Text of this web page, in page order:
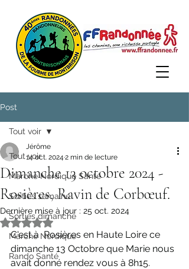
Post
Tout voir
Marche Nordique Santé
Sorties semaine
Sorties dimanche
Marche Nordique
Rando Santé
Tout voir
Dimanche 13 octobre 2024 -
Rosières, Ravin de Corbœuf.
Jérôme
14 oct. 2024 2 min de lecture
Dernière mise à jour : 25 oct. 2024
Noté NaN étoiles sur 5.
C'est à  Rosières en Haute Loire ce
dimanche 13 Octobre que Marie nous
avait donné rendez vous à 8h15.